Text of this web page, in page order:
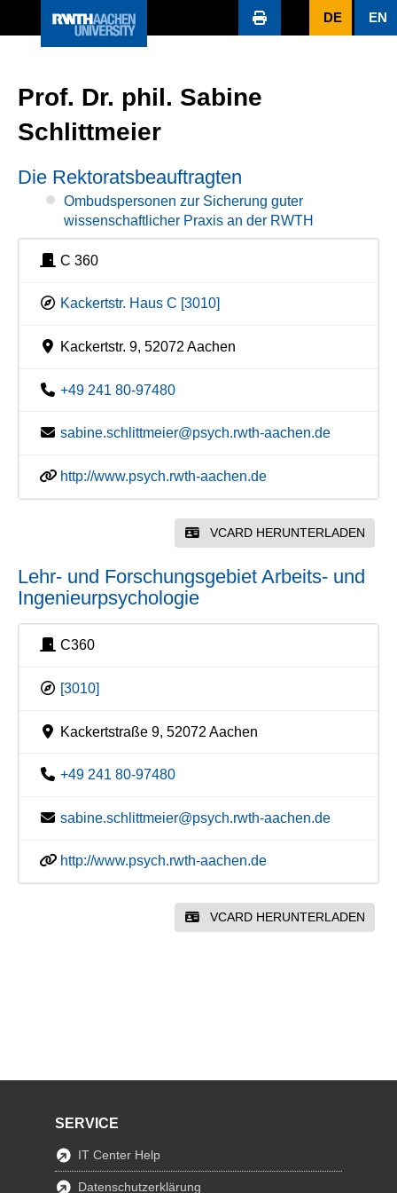
DE EN
Prof. Dr. phil. Sabine
Schlittmeier
Die Rektoratsbeauftragten
Ombudspersonen zur Sicherung guter
wissenschaftlicher Praxis an der RWTH
C 360
Kackertstr. Haus C [3010]
Kackertstr. 9, 52072 Aachen
+49 241 80-97480
sabine.schlittmeier@psych.rwth-aachen.de
http://www.psych.rwth-aachen.de
VCARD HERUNTERLADEN
Lehr- und Forschungsgebiet Arbeits- und
Ingenieurpsychologie
C360
[3010]
Kackertstraße 9, 52072 Aachen
+49 241 80-97480
sabine.schlittmeier@psych.rwth-aachen.de
http://www.psych.rwth-aachen.de
VCARD HERUNTERLADEN
SERVICE
IT Center Help
Datenschutzerklärung